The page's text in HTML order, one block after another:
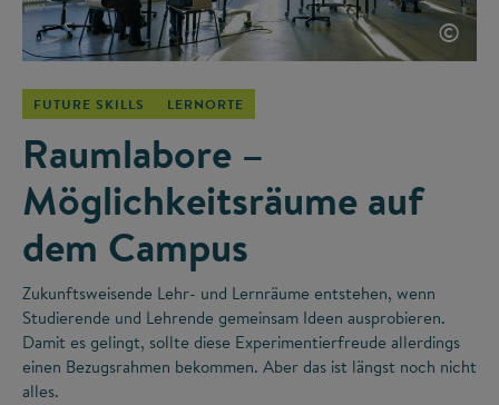
©
FUTURE SKILLS LERNORTE
Raumlabore –
Möglichkeitsräume auf
dem Campus
Zukunftsweisende Lehr- und Lernräume entstehen, wenn
Studierende und Lehrende gemeinsam Ideen ausprobieren.
Damit es gelingt, sollte diese Experimentierfreude allerdings
einen Bezugsrahmen bekommen. Aber das ist längst noch nicht
alles.